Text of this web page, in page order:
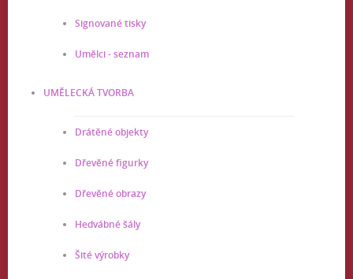
Signované tisky
Umělci - seznam
UMĚLECKÁ TVORBA
Drátěné objekty
Dřevěné figurky
Dřevěné obrazy
Hedvábné šály
Šité výrobky